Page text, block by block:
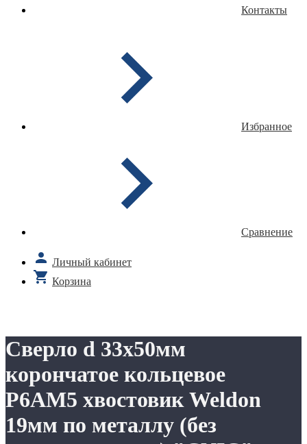
Контакты
Избранное
Сравнение
Личный кабинет
Корзина
Сверло d 33х50мм
корончатое кольцевое
Р6АМ5 хвостовик Weldon
19мм по металлу (без